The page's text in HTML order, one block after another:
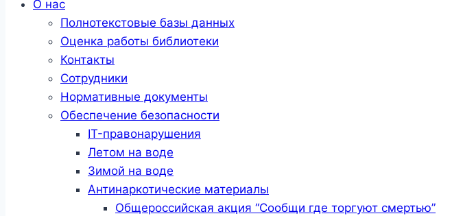
О нас
Полнотекстовые базы данных
Оценка работы библиотеки
Контакты
Сотрудники
Нормативные документы
Обеспечение безопасности
IT-правонарушения
Летом на воде
Зимой на воде
Антинаркотические материалы
Общероссийская акция “Сообщи где торгуют смертью”